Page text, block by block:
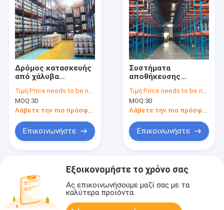
Δρόμος κατασκευής
από χάλυβα
σκόνη σε ράφια για
αποθήκευση σε
αποθήκες βαρέος
Τιμή:Price needs to be negotiated
MOQ:30
Λάβετε την πιο πρόσφατη τιμή
Επικοινωνήστε
Συστήματα
αποθήκευσης
Τιμή:Price needs to be negotiated
MOQ:30
Λάβετε την πιο πρόσφατη τιμή
Επικοινωνήστε
Εξοικονομήστε το χρόνο σας
Ας επικοινωνήσουμε μαζί σας με τα
καλύτερα προϊόντα.